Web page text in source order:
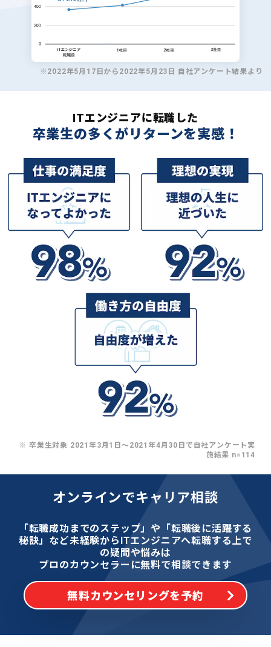
※2022年5月17日から2022年5月23日 自社アンケート結果より
ITエンジニアに転職した
卒業生の多くがリターンを実感！
※ 卒業生対象 2021年3月1日〜2021年4月30日で自社アンケート実
施結果 n=114
オンラインでキャリア相談
「転職成功までのステップ」や「転職後に活躍する
秘訣」など未経験からITエンジニアへ転職する上で
の疑問や悩みは
プロのカウンセラーに無料で相談できます
無料カウンセリングを予約